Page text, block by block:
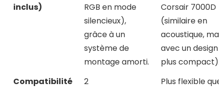
inclus)
RGB en mode
silencieux),
grâce à un
système de
montage amorti.
Corsair 7000D
(similaire en
acoustique,
avec un design
plus
Compatibilité
2
Plus flexible